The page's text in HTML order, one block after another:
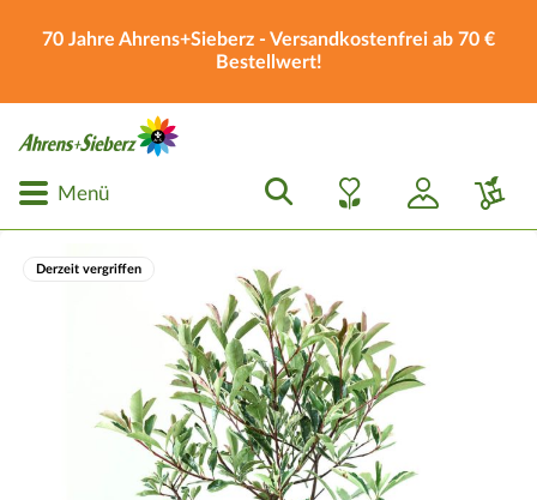
70 Jahre Ahrens+Sieberz - Versandkostenfrei ab 70 €
Bestellwert!
Menü
Derzeit vergriffen